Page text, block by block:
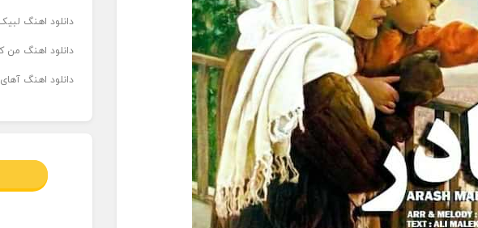
دانلود اهنگ
دانلود اهنگ من
دانلود اهنگ